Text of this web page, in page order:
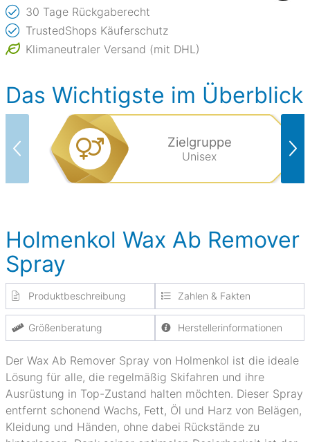
30 Tage Rückgaberecht
TrustedShops Käuferschutz
Klimaneutraler Versand (mit DHL)
Das Wichtigste im Überblick
Zielgruppe
Unisex
Holmenkol Wax Ab Remover
Spray
Produktbeschreibung Zahlen & Fakten
Größenberatung Herstellerinformationen
Der Wax Ab Remover Spray von Holmenkol ist die ideale
Lösung für alle, die regelmäßig Skifahren und ihre
Ausrüstung in Top-Zustand halten möchten. Dieser Spray
entfernt schonend Wachs, Fett, Öl und Harz von Belägen,
Kleidung und Händen, ohne dabei Rückstände zu